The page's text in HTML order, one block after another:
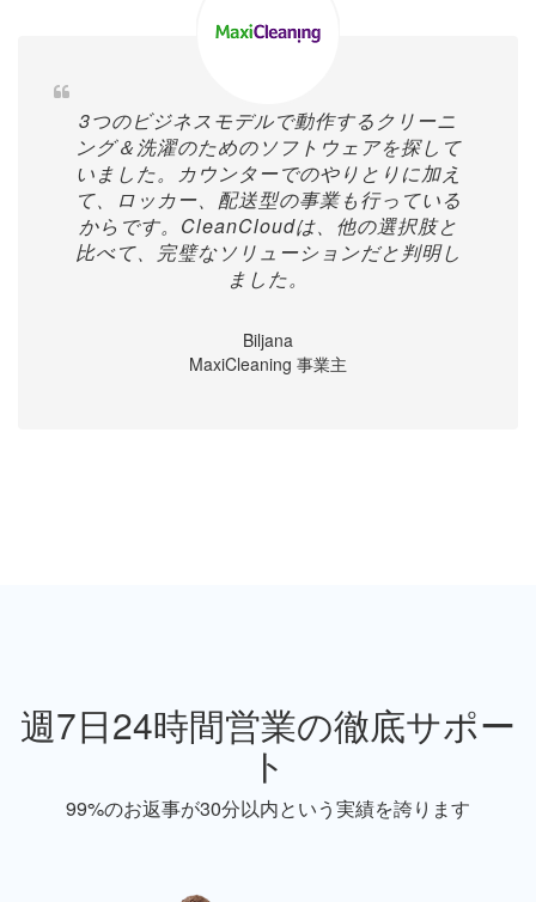
3つのビジネスモデルで動作するクリーニ
ング＆洗濯のためのソフトウェアを探して
いました。カウンターでのやりとりに加え
て、ロッカー、配送型の事業も行っている
からです。CleanCloudは、他の選択肢と
比べて、完璧なソリューションだと判明し
ました。
Biljana
MaxiCleaning 事業主
週7日24時間営業の徹底サポー
ト
99%のお返事が30分以内という実績を誇ります